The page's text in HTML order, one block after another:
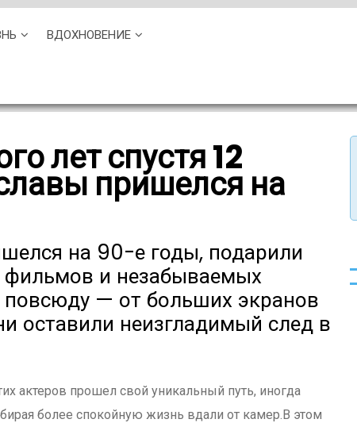
ВДОХНОВЕНИЕ
лет спустя 12
пришелся на
на 90-е годы, подарили
и незабываемых
— от больших экранов
оставили неизгладимый след в
актеров прошел свой уникальный путь, иногда
более спокойную жизнь вдали от камер.В этом